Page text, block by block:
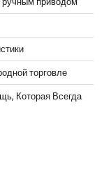
торговле
Которая Всегда